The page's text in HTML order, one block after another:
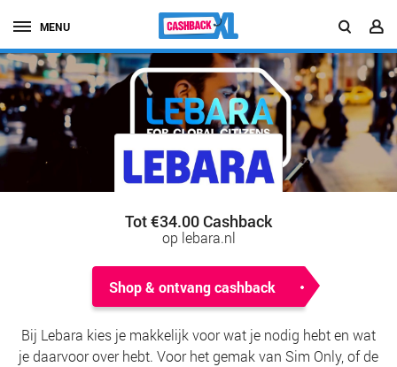
MENU
Tot €34.00 Cashback
op lebara.nl
Shop & ontvang cashback
Bij Lebara kies je makkelijk voor wat je nodig hebt en wat
je daarvoor over hebt. Voor het gemak van Sim Only, of de